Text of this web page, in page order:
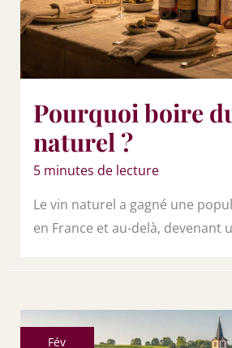
Pourquoi boire
naturel ?
5 minutes de lecture
Le vin naturel a gagné une
en France et au-delà, devenant
Fév